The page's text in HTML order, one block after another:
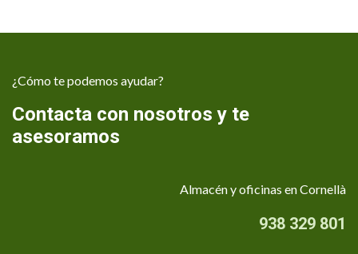
¿Cómo te podemos ayudar?
Contacta con nosotros y te
asesoramos
Almacén y oficinas en Cornellà
938 329 801